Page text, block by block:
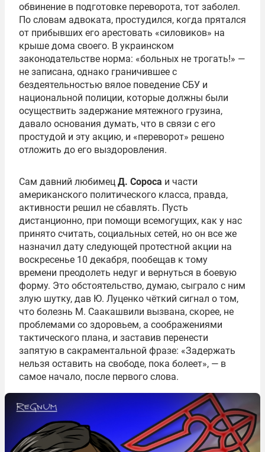
обвинение в подготовке переворота, тот заболел.
По словам адвоката, простудился, когда прятался
от прибывших его арестовать «силовиков» на
крыше дома своего. В украинском
законодательстве норма: «больных не трогать!» —
не записана, однако граничившее с
бездеятельностью вялое поведение СБУ и
национальной полиции, которые должны были
осуществить задержание мятежного грузина,
давало основания думать, что в связи с его
простудой и эту акцию, и «переворот» решено
отложить до его выздоровления.
Сам давний любимец Д. Сороса и части
американского политического класса, правда,
активности решил не сбавлять. Пусть
дистанционно, при помощи всемогущих, как у нас
принято считать, социальных сетей, но он все же
назначил дату следующей протестной акции на
воскресенье 10 декабря, пообещав к тому
времени преодолеть недуг и вернуться в боевую
форму. Это обстоятельство, думаю, сыграло с ним
злую шутку, дав Ю. Луценко чёткий сигнал о том,
что болезнь М. Саакашвили вызвана, скорее, не
проблемами со здоровьем, а соображениями
тактического плана, и заставив перенести
запятую в сакраментальной фразе: «Задержать
нельзя оставить на свободе, пока болеет», — в
самое начало, после первого слова.